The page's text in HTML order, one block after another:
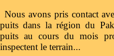
Nous avons pris contact
puits dans la région du
puits au cours du mois
inspectent le terrain...